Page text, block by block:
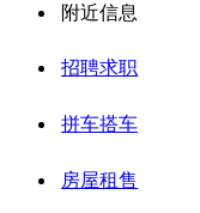
附近信息
招聘求职
拼车搭车
房屋租售